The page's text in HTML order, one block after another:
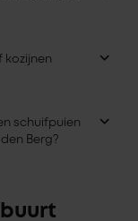
kozijnen
schuifpuien
Berg?